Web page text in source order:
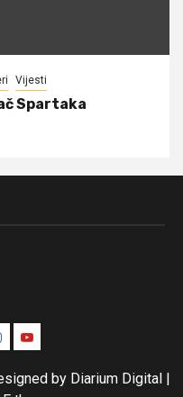
Vijesti
Spartaka
Youtube
by Diarium Digital |